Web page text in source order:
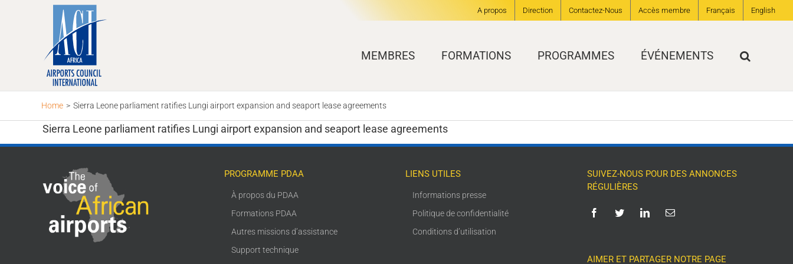
A propos Direction Contactez-Nous Accès membre Français English
MEMBRES FORMATIONS PROGRAMMES ÉVÉNEMENTS
Home > Sierra Leone parliament ratifies Lungi airport expansion and seaport lease agreements
Sierra Leone parliament ratifies Lungi airport expansion and seaport lease agreements
PROGRAMME PDAA
À propos du PDAA
Formations PDAA
Autres missions d’assistance
Support technique
LIENS UTILES
Informations presse
Politique de confidentialité
Conditions d’utilisation
SUIVEZ-NOUS POUR DES ANNONCES
RÉGULIÈRES
AIMER ET PARTAGER NOTRE PAGE